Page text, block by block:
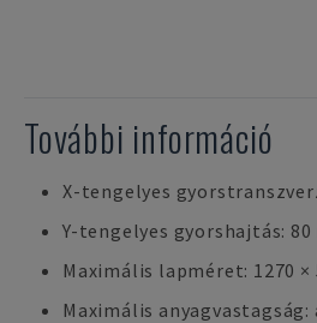
További információ
X-tengelyes
Y-tengelyes gyorshajtás:
Maximális lapméret: 1270 ×
Maximális anyagvastagság: